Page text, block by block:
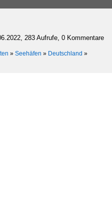
283 Aufrufe, 0 Kommentare
» Seehäfen » Deutschland »